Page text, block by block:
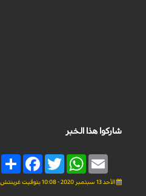
شاركوا هذا الخبر
Share
FacebookTwitter
WhatsAppEmail
الأحد 13 سبتمبر 2020 - 10:08 بتوقيت غرينتش